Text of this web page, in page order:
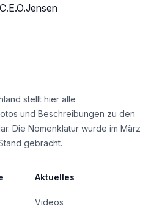
stellt hier alle
und Beschreibungen zu den
Die Nomenklatur wurde im März
gebracht.
Aktuelles
Videos